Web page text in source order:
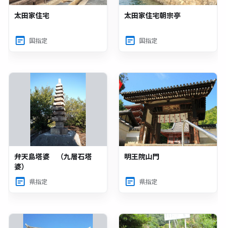
太田家住宅
国指定
太田家住宅朝宗亭
国指定
弁天島塔婆 （九層石塔
婆）
県指定
明王院山門
県指定